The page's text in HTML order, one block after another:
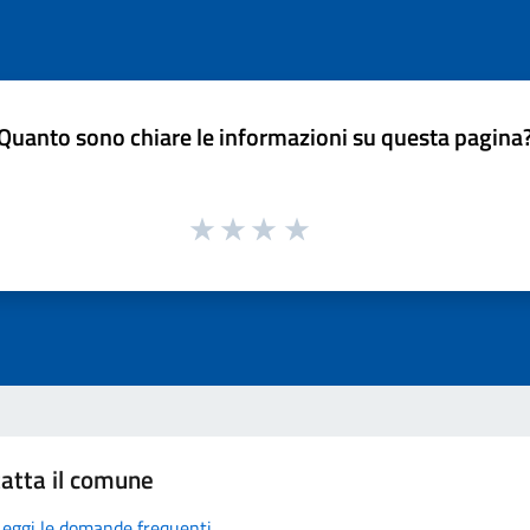
sono chiare le informazioni su questa
il comune